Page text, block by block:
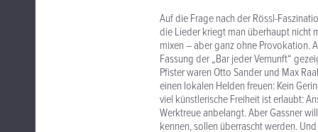
Auf die Frage nach der Rössl-
die Lieder kriegt man überhaupt nicht
mixen – aber ganz ohne Provokation.
Fassung der „Bar jeder Vernunft“
Pfister waren Otto Sander und Max
einen lokalen Helden freuen: Kein
viel künstlerische Freiheit ist erlaubt:
Werktreue anbelangt. Aber Gassner
kennen, sollen überrascht werden.